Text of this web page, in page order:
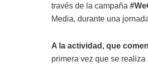
través de la campaña
Media, durante una
A la actividad, que
primera vez que se